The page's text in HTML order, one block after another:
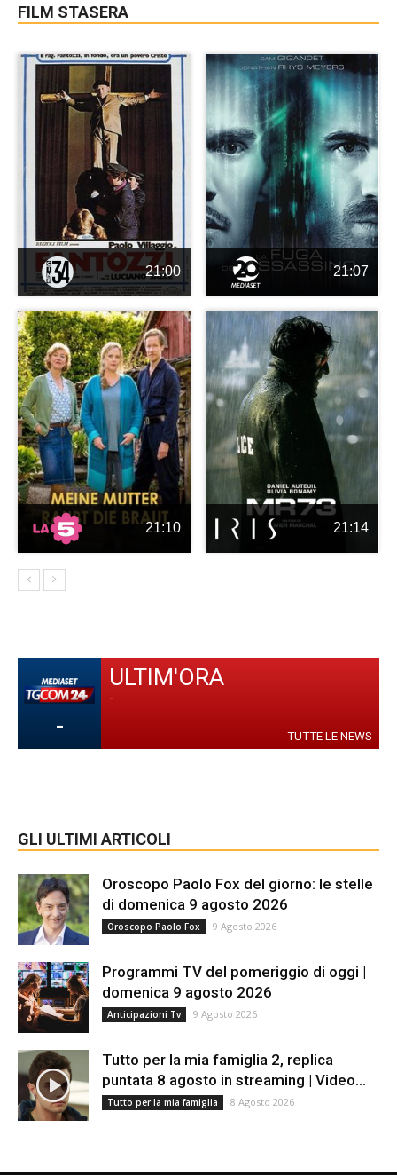
FILM STASERA
21:00 21:07
21:10 21:14
-
ULTIM'ORA
-
TUTTE LE NEWS
GLI ULTIMI ARTICOLI
Oroscopo Paolo Fox del giorno: le stelle
di domenica 9 agosto 2026
Oroscopo Paolo Fox 9 Agosto 2026
Programmi TV del pomeriggio di oggi |
domenica 9 agosto 2026
Anticipazioni Tv 9 Agosto 2026
Tutto per la mia famiglia 2, replica
puntata 8 agosto in streaming | Video...
Tutto per la mia famiglia 8 Agosto 2026